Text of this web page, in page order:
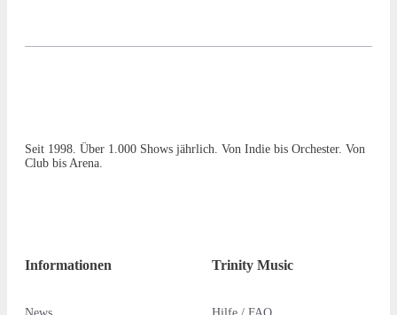
Seit 1998. Über 1.000 Shows jährlich. Von Indie bis Orchester. Von
Club bis Arena.
Informationen Trinity Music